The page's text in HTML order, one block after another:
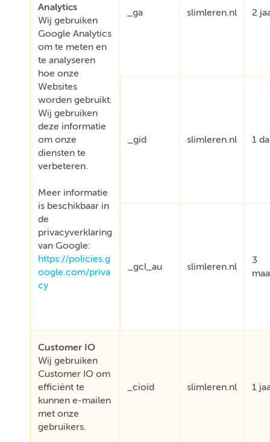
Analytics
Wij gebruiken
Google Analytics
om te meten en
te analyseren
hoe onze
Websites
worden gebruikt.
Wij gebruiken
deze informatie
om onze
diensten te
verbeteren.
Meer informatie
is beschikbaar in
de
privacyverklaring
van Google:
https://policies.g
oogle.com/priva
cy
_ga slimleren.nl 2
_gid slimleren.nl 1
_gcl_au slimleren.nl
3
Customer IO
Wij gebruiken
Customer IO om
efficiënt te
kunnen e-mailen
met onze
gebruikers.
_cioid slimleren.nl 1